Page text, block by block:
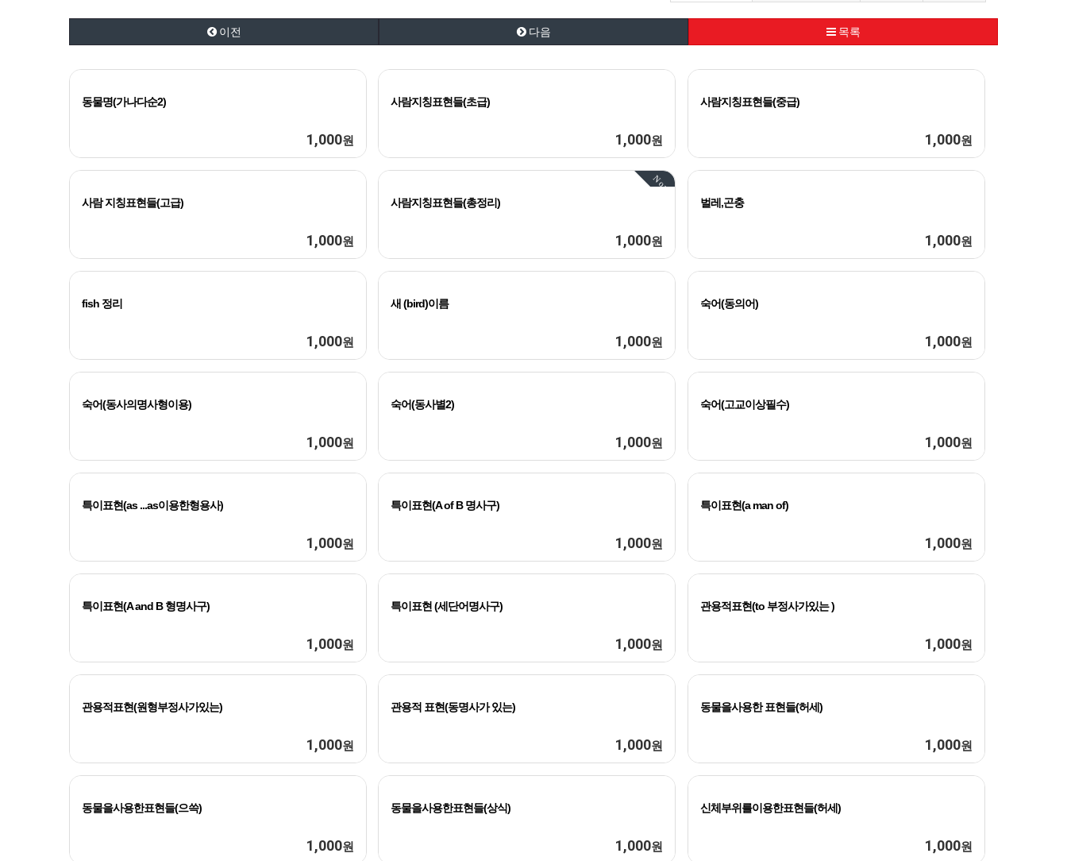
이전 다음 목록
동물명(가나다순2)
1,000원
사람지칭표현들(초급)
1,000원
사람지칭표현들(중급)
1,000원
사람 지칭표현들(고급)
1,000원
Now
사람지칭표현들(총정리)
1,000원
벌레,곤충
1,000원
fish 정리
1,000원
새 (bird)이름
1,000원
숙어(동의어)
1,000원
숙어(동사의명사형이용)
1,000원
숙어(동사별2)
1,000원
숙어(고교이상필수)
1,000원
특이표현(as ...as이용한형용사)
1,000원
특이표현(A of B 명사구)
1,000원
특이표현(a man of)
1,000원
특이표현(A and B 형명사구)
1,000원
특이표현 (세단어명사구)
1,000원
관용적표현(to 부정사가있는 )
1,000원
관용적표현(원형부정사가있는)
1,000원
관용적 표현(동명사가 있는)
1,000원
동물을사용한 표현들(허세)
1,000원
동물을사용한표현들(으쓱)
1,000원
동물을사용한표현들(상식)
1,000원
신체부위를이용한표현들(허세)
1,000원